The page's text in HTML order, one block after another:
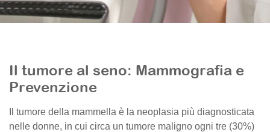
Il tumore al seno: Mammografia e
Prevenzione
Il tumore della mammella è la neoplasia più diagnosticata
nelle donne, in cui circa un tumore maligno ogni tre (30%)